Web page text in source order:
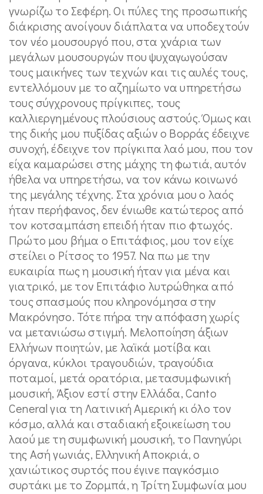
γνωρίζω το Σεφέρη. Oι πύλες της προσωπικής
διάκρισης ανοίγουν διάπλατα να υποδεχτούν
τον νέο μουσουργό που, στα χνάρια των
μεγάλων μουσουργών που ψυχαγωγούσαν
τους μαικήνες των τεχνών και τις αυλές τους,
εντελλόμουν με το αζημίωτο να υπηρετήσω
τους σύγχρονους πρίγκιπες, τους
καλλιεργημένους πλούσιους αστούς. Όμως και
της δικής μου πυξίδας αξιών ο Βορράς έδειχνε
συνοχή, έδειχνε τον πρίγκιπα λαό μου, που τον
είχα καμαρώσει στης μάχης τη φωτιά, αυτόν
ήθελα να υπηρετήσω, να τον κάνω κοινωνό
της μεγάλης τέχνης. Στα χρόνια μου ο λαός
ήταν περήφανος, δεν ένιωθε κατώτερος από
τον κοτσαμπάση επειδή ήταν πιο φτωχός.
Πρώτο μου βήμα ο Επιτάφιος, μου τον είχε
στείλει ο Ρίτσος το 1957. Να πω με την
ευκαιρία πως η μουσική ήταν για μένα και
γιατρικό, με τον Επιτάφιο λυτρώθηκα από
τους σπασμούς που κληρονόμησα στην
Μακρόνησο. Τότε πήρα την απόφαση χωρίς
να μετανιώσω στιγμή. Μελοποίηση άξιων
Ελλήνων ποιητών, με λαϊκά μοτίβα και
όργανα, κύκλοι τραγουδιών, τραγούδια
ποταμοί, μετά ορατόρια, μετασυμφωνική
μουσική, Άξιον εστί στην Ελλάδα, Canto
Ceneral για τη Λατινική Αμερική κι όλο τον
κόσμο, αλλά και σταδιακή εξοικείωση του
λαού με τη συμφωνική μουσική, το Πανηγύρι
της Ασή γωνιάς, Ελληνική Αποκριά, ο
χανιώτικος συρτός που έγινε παγκόσμιο
συρτάκι με το Ζορμπά, η Τρίτη Συμφωνία μου